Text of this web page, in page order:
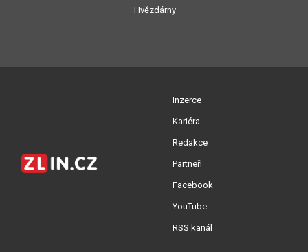
Hvězdárny
Inzerce
Kariéra
Redakce
Partneři
Facebook
YouTube
RSS kanál